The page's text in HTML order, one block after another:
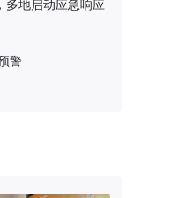
多地启动应急响应
警